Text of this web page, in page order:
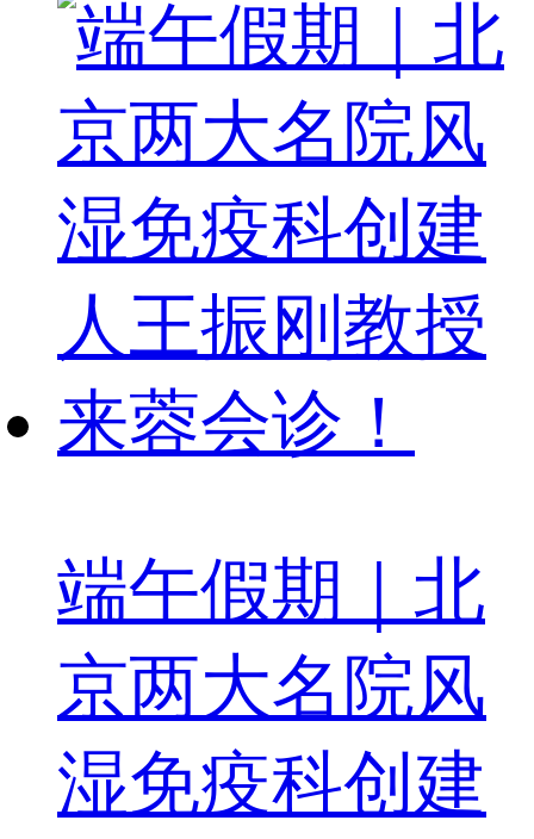
端午假期｜北
京两大名院风
湿免疫科创建